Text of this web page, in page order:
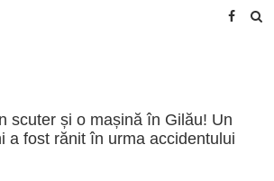
scuter și o mașină în Gilău! Un
a fost rănit în urma accidentului